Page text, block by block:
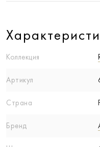
Коллекция
Артикул
Страна
Бренд